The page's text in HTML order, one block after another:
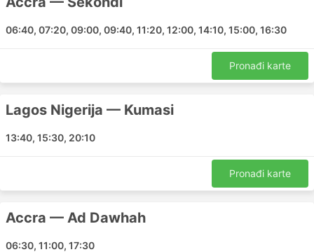
Postoje ljudi koji pate od aerofobije i letenje može
zemlji manjim zrakoplovima sklonim
06:40, 07:20, 09:00, 09:40, 11:20, 12:00, 14:10, 15:00, 16:30
Pronađi karte
Lagos Nigerija — Kumasi
13:40, 15:30, 20:10
Pronađi karte
Accra — Ad Dawhah
06:30, 11:00, 17:30